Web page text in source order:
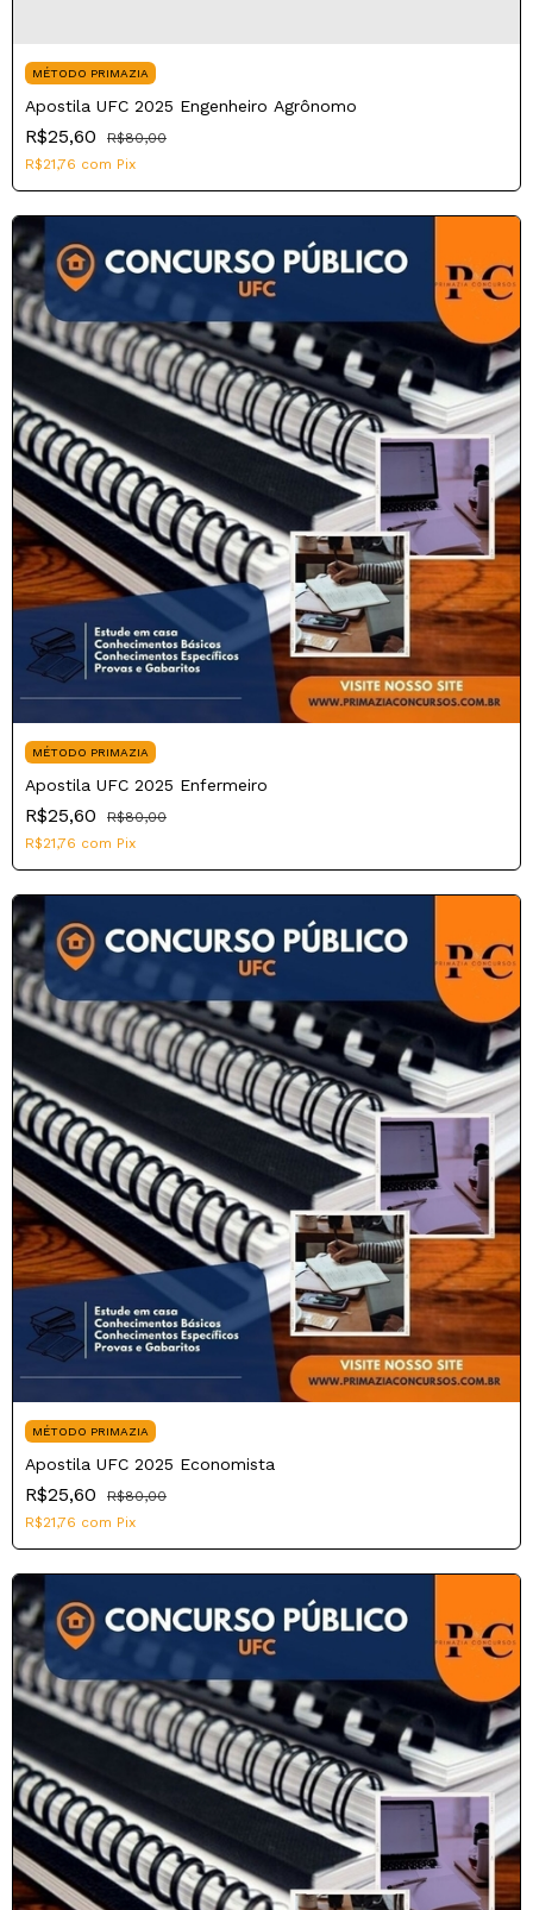
MÉTODO PRIMAZIA
Apostila UFC 2025 Engenheiro Agrônomo
R$25,60
R$80,00
R$21,76 com Pix
MÉTODO PRIMAZIA
Apostila UFC 2025 Enfermeiro
R$25,60
R$80,00
R$21,76 com Pix
MÉTODO PRIMAZIA
Apostila UFC 2025 Economista
R$25,60
R$80,00
R$21,76 com Pix